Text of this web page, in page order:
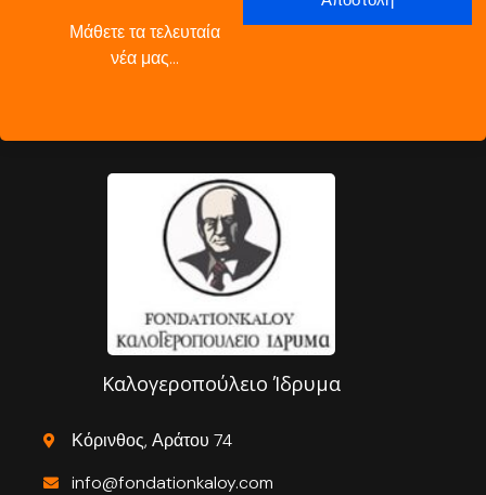
Μάθετε τα τελευταία
νέα μας…
Καλογεροπούλειο Ίδρυμα
Κόρινθος, Αράτου 74
info@fondationkaloy.com